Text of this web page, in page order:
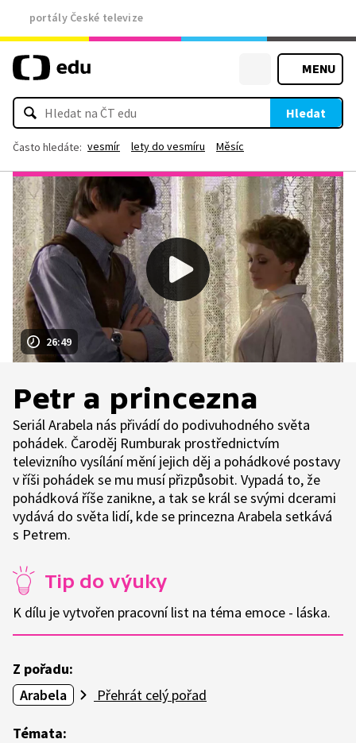
portály České televize
MENU
Hledat
Často hledáte: vesmír lety do vesmíru Měsíc
26:49
Petr a princezna
Seriál Arabela nás přivádí do podivuhodného světa
pohádek. Čaroděj Rumburak prostřednictvím
televizního vysílání mění jejich děj a pohádkové postavy
v říši pohádek se mu musí přizpůsobit. Vypadá to, že
pohádková říše zanikne, a tak se král se svými dcerami
vydává do světa lidí, kde se princezna Arabela setkává
s Petrem.
Tip do výuky
K dílu je vytvořen pracovní list na téma emoce - láska.
Z pořadu:
Arabela
Přehrát celý pořad
Témata: